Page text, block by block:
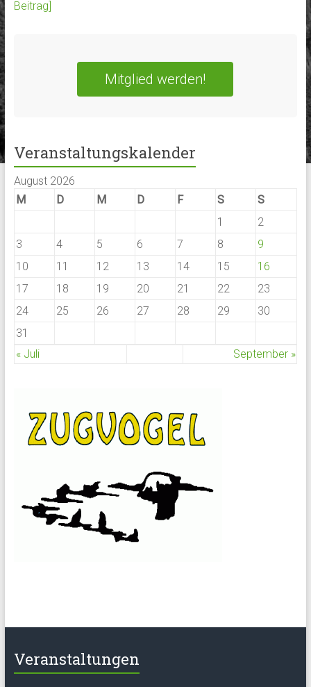
Beitrag]
Mitglied werden!
Veranstaltungskalender
August 2026
M
D M D F S
S
1
2
3
4 5 6 7 8
9
10
11 12 13 14 15
16
17
18 19 20 21 22
23
24
25 26 27 28 29
30
31
« Juli
September »
Veranstaltungen